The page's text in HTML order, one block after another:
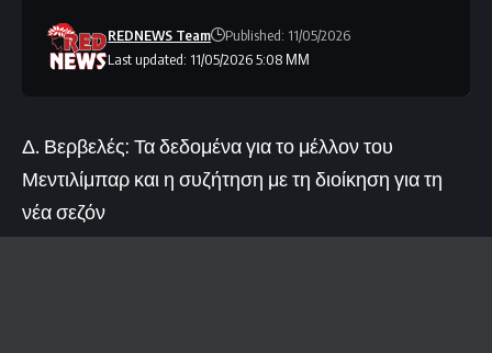
Last updated: 11/05/2026 5:08 ΜΜ
REDNEWS Team Published: 11/05/2026
Δ. Βερβελές: Τα δεδομένα για το μέλλον του
Μεντιλίμπαρ και η συζήτηση με τη διοίκηση για τη
νέα σεζόν